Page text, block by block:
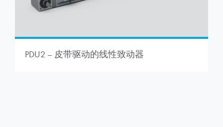
PDU2 – 皮带驱动的线性致动器